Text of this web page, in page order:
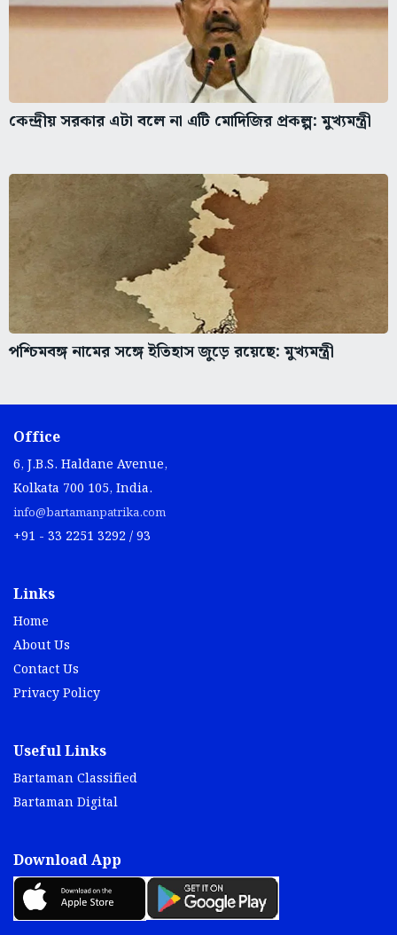
কেন্দ্রীয় সরকার এটা বলে না এটি মোদিজির প্রকল্প: মুখ্যমন্ত্রী
পশ্চিমবঙ্গ নামের সঙ্গে ইতিহাস জুড়ে রয়েছে: মুখ্যমন্ত্রী
Office
6, J.B.S. Haldane Avenue,
Kolkata 700 105, India.
info@bartamanpatrika.com
+91 - 33 2251 3292 / 93
Links
Home
About Us
Contact Us
Privacy Policy
Useful Links
Bartaman Classified
Bartaman Digital
Download App